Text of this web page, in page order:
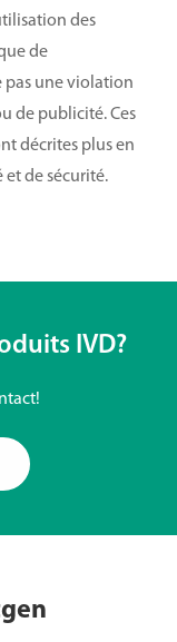
des
de
pas une violation
de publicité. Ces
décrites plus en
de sécurité.
IVD?